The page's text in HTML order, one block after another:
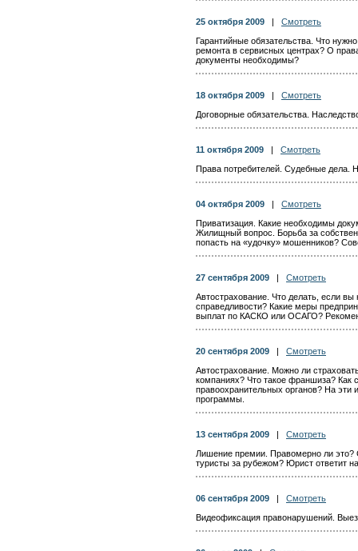
25 октября 2009
Смотреть
Гарантийные обязательства. Что
ремонта в сервисных центрах? О
документы необходимы?
18 октября 2009
Смотреть
Договорные обязательства.
11 октября 2009
Смотреть
Права потребителей. Судебные дела.
04 октября 2009
Смотреть
Приватизация. Какие необходимы
Жилищный вопрос. Борьба за
попасть на «удочку» мошенников?
27 сентября 2009
Смотреть
Автострахование. Что делать, если
справедливости? Какие меры
выплат по КАСКО или ОСАГО?
20 сентября 2009
Смотреть
Автострахование. Можно ли
компаниях? Что такое франшиза? Как
правоохранительных органов? На эти
программы.
13 сентября 2009
Смотреть
Лишение премии. Правомерно ли это?
туристы за рубежом? Юрист ответит
06 сентября 2009
Смотреть
Видеофиксация правонарушений.